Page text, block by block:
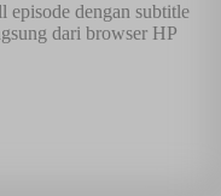
dengan subtitle
dari browser HP